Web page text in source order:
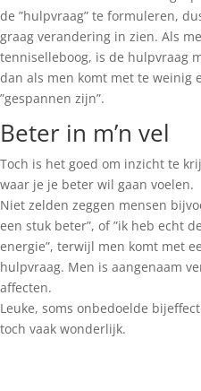
de ”hulpvraag” te formuleren,
graag verandering in zien. Als
tenniselleboog, is de hulpvraag
dan als men komt met te weinig
”gespannen zijn”.
Beter in m’n vel
Toch is het goed om inzicht te
waar je je beter wil gaan voelen.
Niet zelden zeggen mensen
een stuk beter”, of ”ik heb echt
energie”, terwijl men komt met
hulpvraag. Men is aangenaam
affecten.
Leuke, soms onbedoelde
toch vaak wonderlijk.